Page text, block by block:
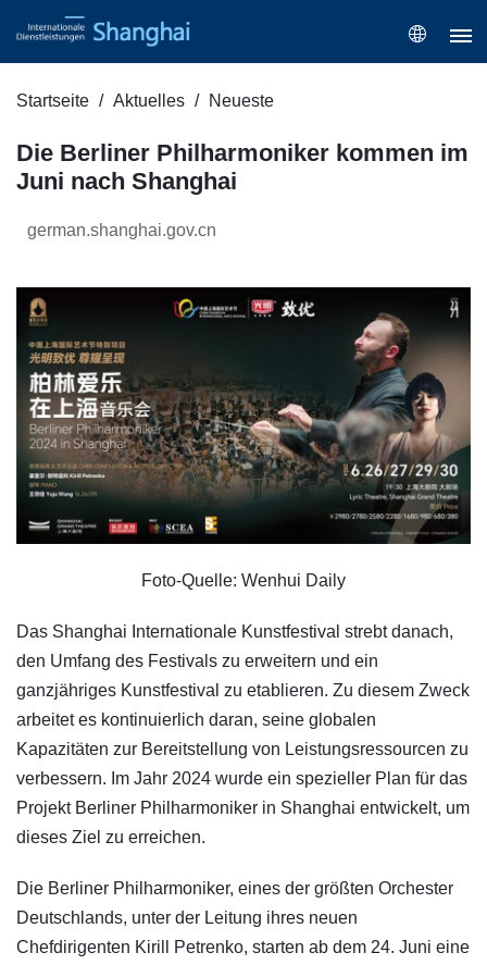
Startseite Aktuelles Neueste
Die Berliner Philharmoniker kommen im
Juni nach Shanghai
german.shanghai.gov.cn
Foto-Quelle: Wenhui Daily
Das Shanghai Internationale Kunstfestival strebt danach,
den Umfang des Festivals zu erweitern und ein
ganzjähriges Kunstfestival zu etablieren. Zu diesem Zweck
arbeitet es kontinuierlich daran, seine globalen
Kapazitäten zur Bereitstellung von Leistungsressourcen zu
verbessern. Im Jahr 2024 wurde ein spezieller Plan für das
Projekt Berliner Philharmoniker in Shanghai entwickelt, um
dieses Ziel zu erreichen.
Die Berliner Philharmoniker, eines der größten Orchester
Deutschlands, unter der Leitung ihres neuen
Chefdirigenten Kirill Petrenko, starten ab dem 24. Juni eine